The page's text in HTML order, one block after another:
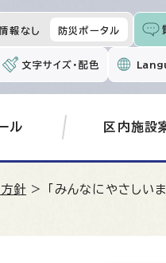
報なし 防災ポータル
文字サイズ・配色
ル 区内施設
針 > 「みんなにやさしい